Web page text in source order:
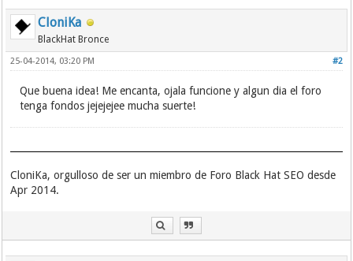
CloniKa
BlackHat Bronce
#2
25-04-2014, 03:20 PM
Que buena idea! Me encanta, ojala funcione y algun dia el foro
tenga fondos jejejejee mucha suerte!
CloniKa, orgulloso de ser un miembro de Foro Black Hat SEO desde
Apr 2014.